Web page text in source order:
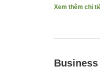
Xem thêm chi